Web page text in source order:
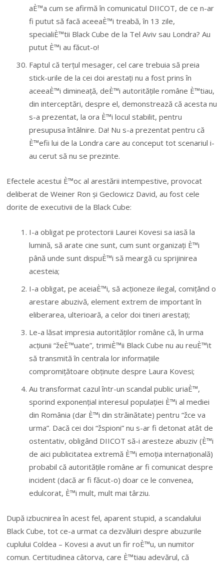
aÈ™a cum se afirmă în comunicatul DIICOT, de ce n-ar
fi putut să facă aceeaÈ™i treabă, în 13 zile,
specialiÈ™tii Black Cube de la Tel Aviv sau Londra? Au
putut È™i au făcut-o!
Faptul că terțul mesager, cel care trebuia să preia
stick-urile de la cei doi arestați nu a fost prins în
aceeaÈ™i dimineață, deÈ™i autoritățile române È™tiau,
din interceptări, despre el, demonstrează că acesta nu
s-a prezentat, la ora È™i locul stabilit, pentru
presupusa întâlnire. Da! Nu s-a prezentat pentru că
È™efii lui de la Londra care au conceput tot scenariul i-
au cerut să nu se prezinte.
Efectele acestui È™oc al arestării intempestive, provocat
deliberat de Weiner Ron și Geclowicz David, au fost cele
dorite de executivii de la Black Cube:
I-a obligat pe protectorii Laurei Kovesi sa iasă la
lumină, să arate cine sunt, cum sunt organizați È™i
până unde sunt dispuÈ™i să meargă cu sprijinirea
acesteia;
I-a obligat, pe aceiaÈ™i, să acționeze ilegal, comițând o
arestare abuzivă, element extrem de important în
eliberarea, ulterioară, a celor doi tineri arestați;
Le-a lăsat impresia autorităților române că, în urma
acțiunii “žeÈ™uate”, trimiÈ™ii Black Cube nu au reuÈ™it
să transmită în centrala lor informațiile
compromițătoare obținute despre Laura Kovesi;
Au transformat cazul într-un scandal public uriaÈ™,
sporind exponențial interesul populației È™i al mediei
din România (dar È™i din străinătate) pentru “žce va
urma”. Dacă cei doi “žspioni” nu s-ar fi detonat atât de
ostentativ, obligând DIICOT să-i aresteze abuziv (È™i
de aici publicitatea extremă È™i emoția internațională)
probabil că autoritățile române ar fi comunicat despre
incident (dacă ar fi făcut-o) doar ce le convenea,
edulcorat, È™i mult, mult mai târziu.
După izbucnirea în acest fel, aparent stupid, a scandalului
Black Cube, tot ce-a urmat ca dezvăluiri despre abuzurile
cuplului Coldea – Kovesi a avut un fir roÈ™u, un numitor
comun. Certitudinea câtorva, care È™tiau adevărul, că